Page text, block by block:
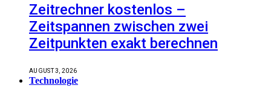
Zeitrechner kostenlos –
Zeitspannen zwischen zwei
Zeitpunkten exakt berechnen
AUGUST 3, 2026
Technologie